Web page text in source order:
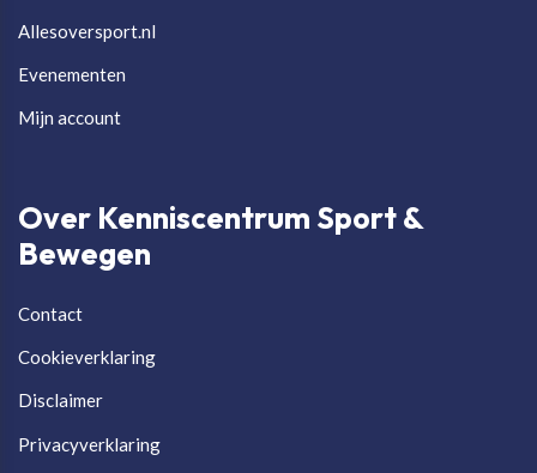
Allesoversport.nl
Evenementen
Mijn account
Over Kenniscentrum Sport &
Bewegen
Contact
Cookieverklaring
Disclaimer
Privacyverklaring